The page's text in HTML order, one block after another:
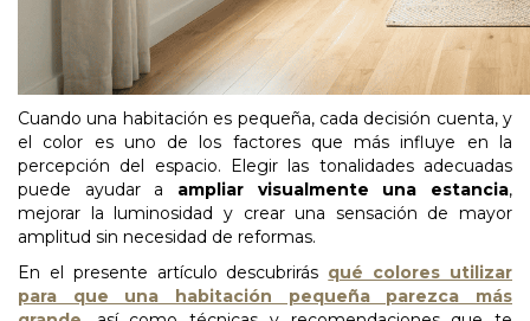
Cuando una habitación es pequeña, cada decisión cuenta, y
el color es uno de los factores que más influye en la
percepción del espacio. Elegir las tonalidades adecuadas
puede ayudar a ampliar visualmente una estancia,
mejorar la luminosidad y crear una sensación de mayor
amplitud sin necesidad de reformas.
En el presente artículo descubrirás qué colores utilizar
para que una habitación pequeña parezca más